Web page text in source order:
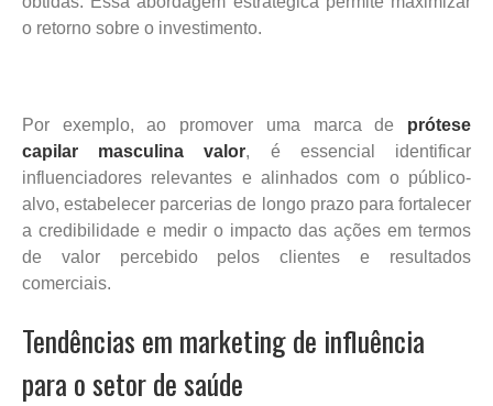
o retorno sobre o investimento.
Por exemplo, ao promover uma marca de prótese
capilar masculina valor, é essencial identificar
influenciadores relevantes e alinhados com o público-
alvo, estabelecer parcerias de longo prazo para fortalecer
a credibilidade e medir o impacto das ações em termos
de valor percebido pelos clientes e resultados
comerciais.
Tendências em marketing de influência
para o setor de saúde